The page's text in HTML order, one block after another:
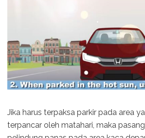
Jika harus terpaksa parkir pada area
terpancar oleh matahari, maka